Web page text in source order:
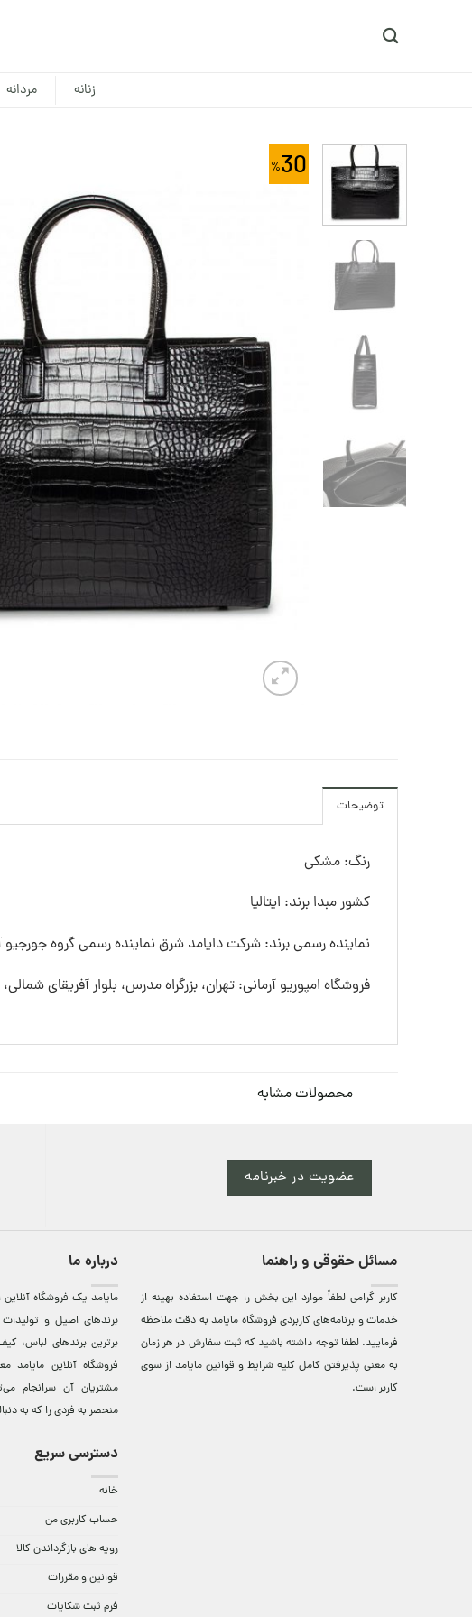
زنانه مردانه
30
توضیحات
رنگ: مشکی
کشور مبدا برند: ایتالیا
نماینده رسمی برند: شرکت دایامد شرق نماینده رسمی گروه جورجیو
فروشگاه امپوریو آرمانی: تهران، بزرگراه مدرس، بلوار آفریقای
محصولات مشابه
عضویت در خبرنامه
مسائل حقوقی و راهنما
کاربر گرامی لطفاً موارد این بخش را جهت استفاده بهینه از
خدمات و برنامه‌‏های کاربردی فروشگاه مایامد به دقت ملاحظه
فرمایید. لطفا توجه داشته باشید که ثبت سفارش در هر زمان
به معنی پذیرفتن کامل کلیه شرایط و قوانین مایامد از سوی
کاربر است.
درباره ما
مایامد يک فروشگاه
برندهای اصيل و توليدات
برترين‌ برندهای لباس،
فروشگاه آنلاين
مشتريان آن سرانجام
منحصر به فردی را که به
دسترسی سریع
خانه
حساب کاربری من
رویه های بازگرداندن کالا
قوانین و مقررات
فرم ثبت شکایات